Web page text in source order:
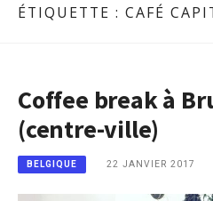
ÉTIQUETTE : CAFÉ
Coffee break à
(centre-ville)
BELGIQUE 22 JANVIER 2017